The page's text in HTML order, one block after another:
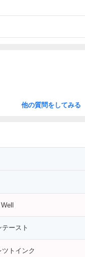
他の質問をしてみる
テースト
ツトインク